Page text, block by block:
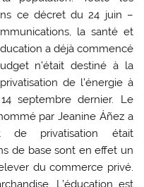
ce décret du 24 juin –
la santé et
a déjà commencé
n’était destiné à la
de l’énergie à
septembre dernier. Le
par Jeanine Áñez a
de privatisation était
de base sont en effet un
du commerce privé.
L’éducation est